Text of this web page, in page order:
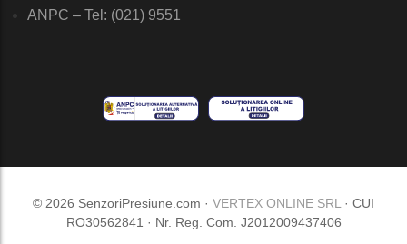
ANPC – Tel: (021) 9551
© 2026 SenzoriPresiune.com · VERTEX ONLINE SRL · CUI
RO30562841 · Nr. Reg. Com. J2012009437406